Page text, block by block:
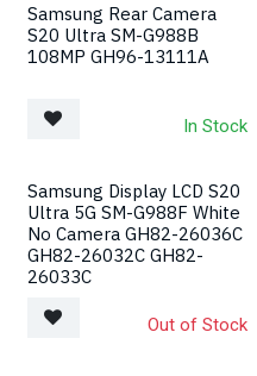
Samsung Rear Camera
S20 Ultra SM-G988B
108MP GH96-13111A
In Stock
Samsung Display LCD S20
Ultra 5G SM-G988F White
No Camera GH82-26036C
GH82-26032C GH82-
26033C
Out of Stock